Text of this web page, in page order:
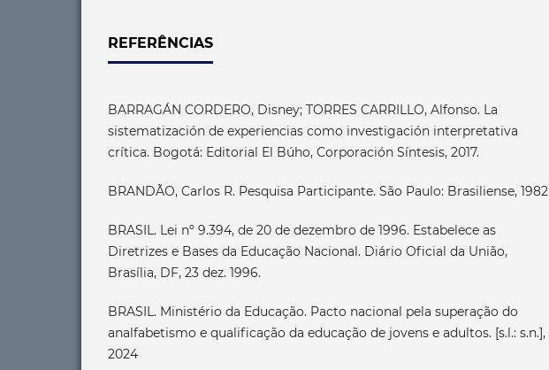
REFERÊNCIAS
BARRAGÁN CORDERO, Disney; TORRES CARRILLO, Alfonso. La
sistematización de experiencias como investigación interpretativa
crítica. Bogotá: Editorial El Búho, Corporación Síntesis, 2017.
BRANDÃO, Carlos R. Pesquisa Participante. São Paulo: Brasiliense, 1982
BRASIL. Lei nº 9.394, de 20 de dezembro de 1996. Estabelece as
Diretrizes e Bases da Educação Nacional. Diário Oficial da União,
Brasília, DF, 23 dez. 1996.
BRASIL. Ministério da Educação. Pacto nacional pela superação do
analfabetismo e qualificação da educação de jovens e adultos. [s.l.: s.n.],
2024